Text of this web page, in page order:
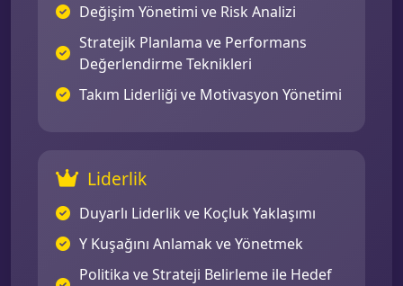
Değişim Yönetimi ve Risk Analizi
Stratejik Planlama ve Performans
Değerlendirme Teknikleri
Takım Liderliği ve Motivasyon Yönetimi
Liderlik
Duyarlı Liderlik ve Koçluk Yaklaşımı
Y Kuşağını Anlamak ve Yönetmek
Politika ve Strateji Belirleme ile Hedef